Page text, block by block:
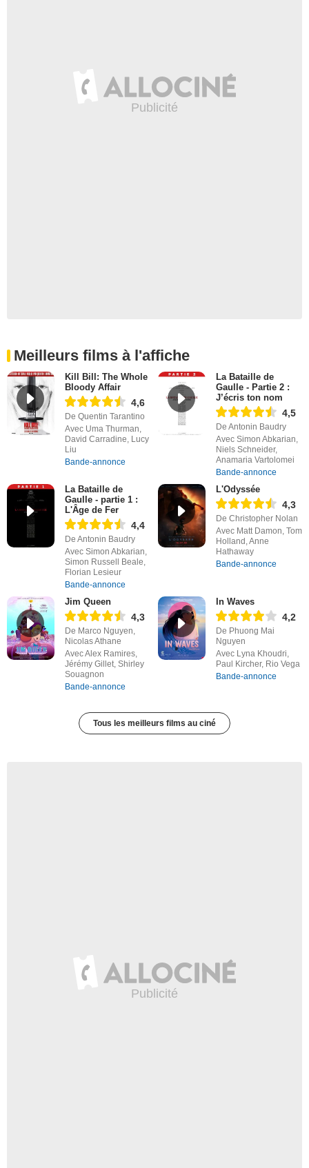
Meilleurs films à l'affiche
Kill Bill: The Whole
Bloody Affair
4,6
De Quentin Tarantino
Avec Uma Thurman,
David Carradine, Lucy
Liu
Bande-annonce
La Bataille de
Gaulle - Partie 2 :
J’écris ton nom
4,5
De Antonin Baudry
Avec Simon Abkarian,
Niels Schneider,
Anamaria Vartolomei
Bande-annonce
La Bataille de
Gaulle - partie 1 :
L'Âge de Fer
4,4
De Antonin Baudry
Avec Simon Abkarian,
Simon Russell Beale,
Florian Lesieur
Bande-annonce
L'Odyssée
4,3
De Christopher Nolan
Avec Matt Damon, Tom
Holland, Anne
Hathaway
Bande-annonce
Jim Queen
4,3
De Marco Nguyen,
Nicolas Athane
Avec Alex Ramires,
Jérémy Gillet, Shirley
Souagnon
Bande-annonce
In Waves
4,2
De Phuong Mai
Nguyen
Avec Lyna Khoudri,
Paul Kircher, Rio Vega
Bande-annonce
Tous les meilleurs films au ciné